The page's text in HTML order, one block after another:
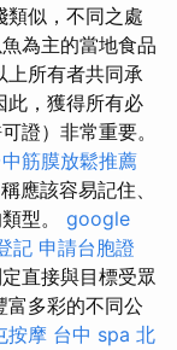
類似，不同之處
為主的當地食品
上所有者共同承
此，獲得所有必
證）非常重要。
筋膜放鬆推薦
應該容易記住、
型。 google
記 申請台胞證
直接與目標受眾
富多彩的不同公
按摩 台中 spa 北